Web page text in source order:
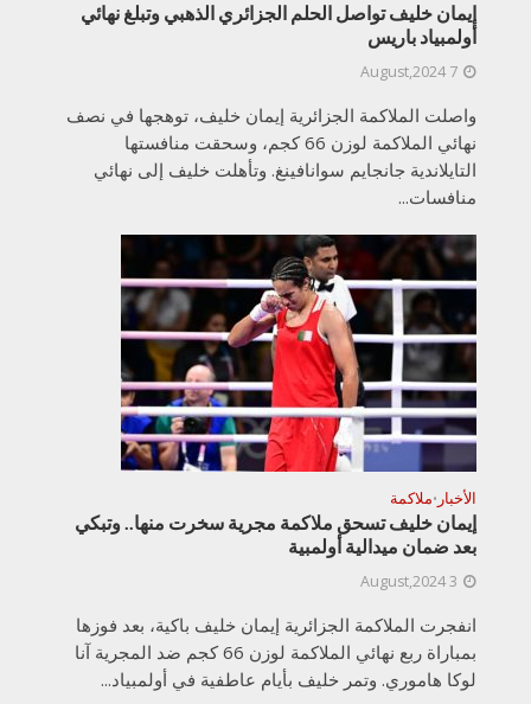
إيمان خليف تواصل الحلم الجزائري الذهبي وتبلغ نهائي
أولمبياد باريس
7 August,2024
واصلت الملاكمة الجزائرية إيمان خليف، توهجها في نصف
نهائي الملاكمة لوزن 66 كجم، وسحقت منافستها
التايلاندية جانجايم سوانافينغ. وتأهلت خليف إلى نهائي
منافسات...
الأخبار •ملاكمة
إيمان خليف تسحق ملاكمة مجرية سخرت منها.. وتبكي
بعد ضمان ميدالية أولمبية
3 August,2024
انفجرت الملاكمة الجزائرية إيمان خليف باكية، بعد فوزها
بمباراة ربع نهائي الملاكمة لوزن 66 كجم ضد المجرية آنا
لوكا هاموري. وتمر خليف بأيام عاطفية في أولمبياد...